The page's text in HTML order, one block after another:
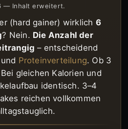
— Inhalt erweitert.
(hard gainer) wirklich 6
? Nein. Die Anzahl der
– entscheidend
Proteinverteilung. Ob 3
gleichen Kalorien und
identisch. 3–4
reichen vollkommen